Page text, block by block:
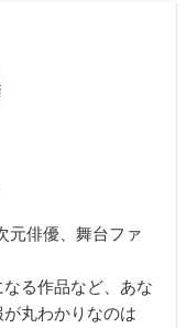
元俳優、舞台ファ
る作品など、あな
丸わかりなのは